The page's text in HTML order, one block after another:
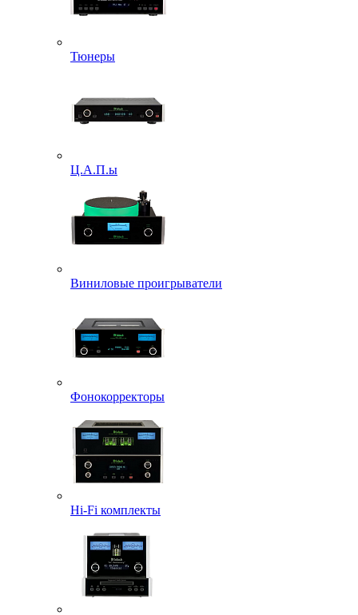
Тюнеры
Ц.А.П.ы
Виниловые проигрыватели
Фонокорректоры
Hi-Fi комплекты